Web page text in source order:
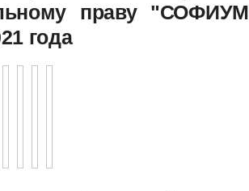
праву
года